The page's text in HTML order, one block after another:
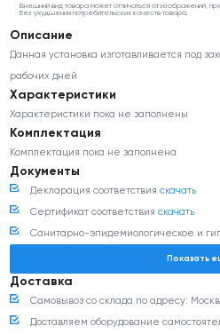
Внешний вид товара может отличаться от изображений,
Без ухудшения потребительских качеств товара.
Описание
Данная установка изготавливается под
рабочих дней
Характеристики
Характеристики пока не заполнены
Комплектация
Комплектация пока не заполнена
Документы
Декларация соответствия скачать
Сертификат соответствия скачать
Санитарно-эпидемиологическое и
Показать
Доставка
Самовывоз со склада по адресу:
Доставляем оборудование